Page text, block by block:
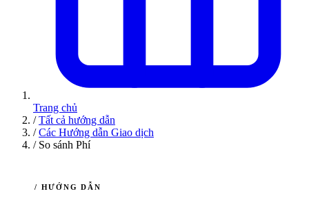
Trang chủ
/ Tất cả hướng dẫn
/ Các Hướng dẫn Giao dịch
/ So sánh Phí
/ HƯỚNG DẪN